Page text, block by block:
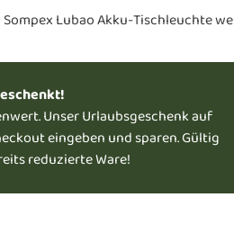
Unser Urlaubsgeschenk auf
eingeben und sparen. Gültig
reduzierte Ware!